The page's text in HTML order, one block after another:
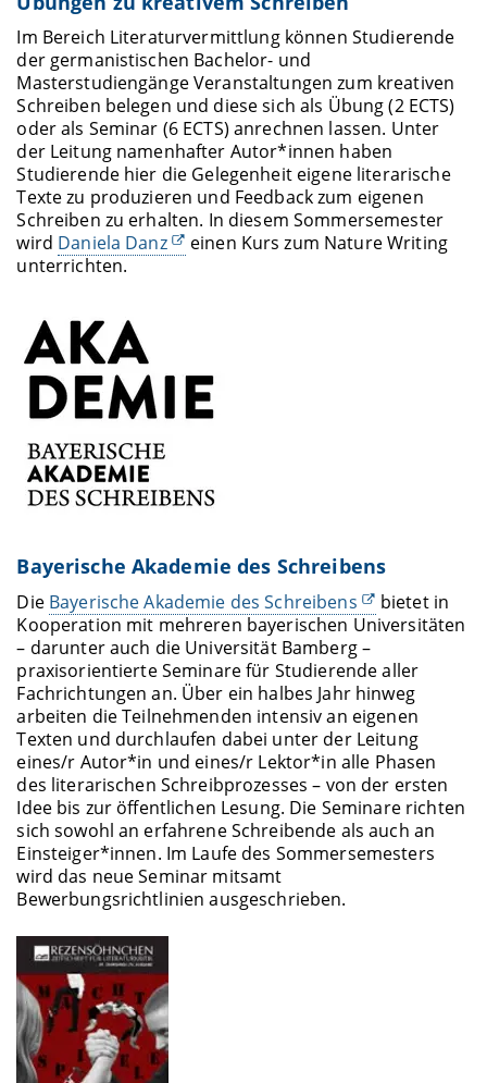
Im Bereich Literaturvermittlung können Studierende
der germanistischen Bachelor- und
Masterstudiengänge Veranstaltungen zum kreativen
Schreiben belegen und diese sich als Übung (2 ECTS)
oder als Seminar (6 ECTS) anrechnen lassen. Unter
der Leitung namenhafter Autor*innen haben
Studierende hier die Gelegenheit eigene literarische
Texte zu produzieren und Feedback zum eigenen
Schreiben zu erhalten. In diesem Sommersemester
wird Daniela Danz
einen Kurs zum Nature Writing
unterrichten.
Bayerische Akademie des Schreibens
Die Bayerische Akademie des Schreibens
bietet in
Kooperation mit mehreren bayerischen Universitäten
– darunter auch die Universität Bamberg –
praxisorientierte Seminare für Studierende aller
Fachrichtungen an. Über ein halbes Jahr hinweg
arbeiten die Teilnehmenden intensiv an eigenen
Texten und durchlaufen dabei unter der Leitung
eines/r Autor*in und eines/r Lektor*in alle Phasen
des literarischen Schreibprozesses – von der ersten
Idee bis zur öffentlichen Lesung. Die Seminare richten
sich sowohl an erfahrene Schreibende als auch an
Einsteiger*innen. Im Laufe des Sommersemesters
wird das neue Seminar mitsamt
Bewerbungsrichtlinien ausgeschrieben.